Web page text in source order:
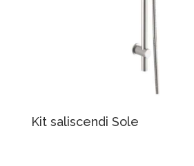
Kit saliscendi Sole